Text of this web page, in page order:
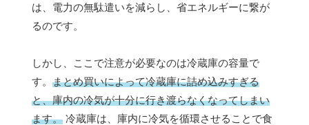
は、電力の無駄遣いを減らし、省エネルギーに繋が
るのです。
しかし、ここで注意が必要なのは冷蔵庫の容量で
す。 まとめ買いによって冷蔵庫に詰め込みすぎる
と、庫内の冷気が十分に行き渡らなくなってしまい
ます。 冷蔵庫は、庫内に冷気を循環させることで食